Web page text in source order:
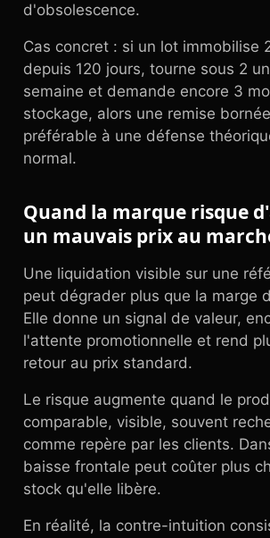
d'obsolescence.
Cas concret : si un lot immobilise
depuis 120 jours, tourne sous 2
semaine et demande encore 3
stockage, alors une remise
préférable à une défense
normal.
Quand la marque risque
un mauvais prix au
Une liquidation visible sur une
peut dégrader plus que la marge
Elle donne un signal de valeur,
l'attente promotionnelle et rend
retour au prix standard.
Le risque augmente quand le
comparable, visible, souvent
comme repère par les clients.
baisse frontale peut coûter plus
stock qu'elle libère.
En réalité, la contre-intuition